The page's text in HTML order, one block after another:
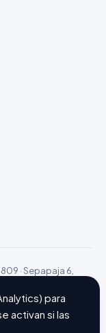
· Sepapaja 6,
Barcelonapara
activan si las